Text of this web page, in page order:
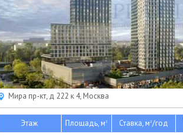
Мира пр-кт, д 222 к 4, Москва
Этаж Площадь, м2 Ставка, м2/год